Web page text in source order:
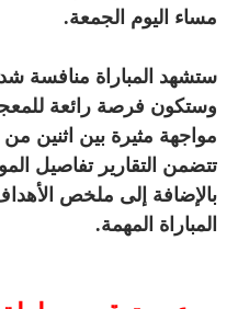
مساء اليوم الجمعة.
ستشهد المباراة منافسة
وستكون فرصة رائعة
مواجهة مثيرة بين اثنين من
تتضمن التقارير تفاصيل
بالإضافة إلى ملخص
المباراة المهمة.